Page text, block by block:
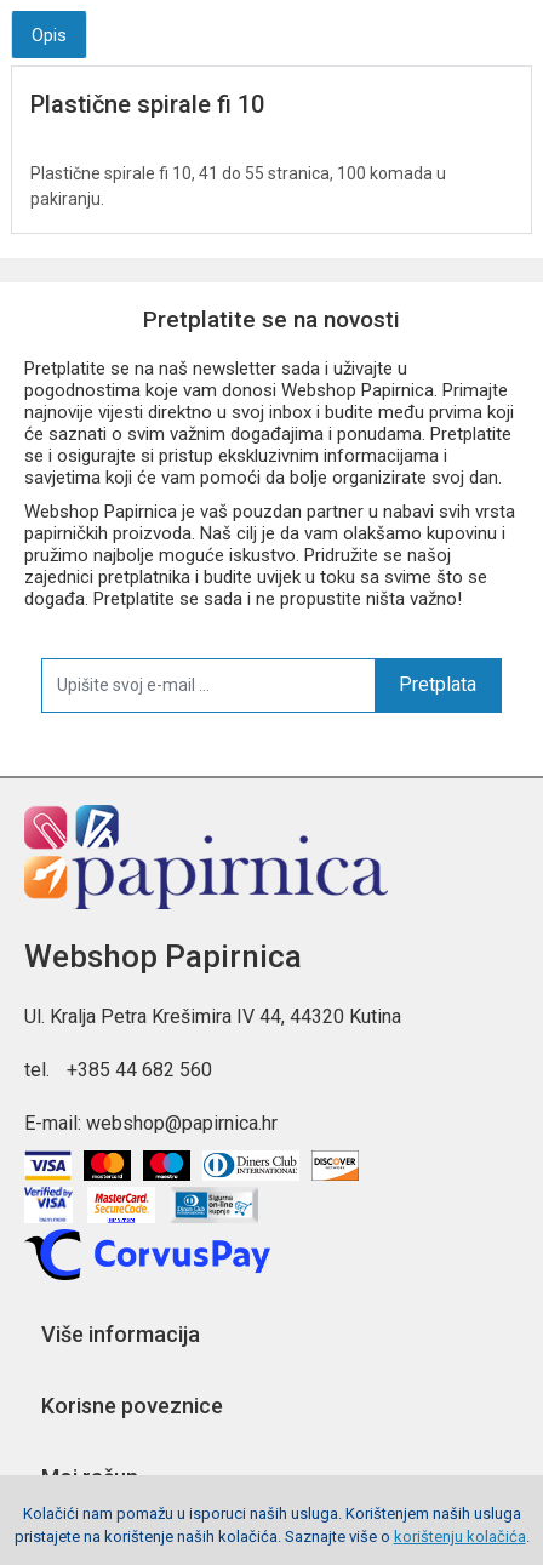
Opis
Plastične spirale fi 10
Plastične spirale fi 10, 41 do 55 stranica, 100 komada u
pakiranju.
Pretplatite se na novosti
Pretplatite se na naš newsletter sada i uživajte u
pogodnostima koje vam donosi Webshop Papirnica. Primajte
najnovije vijesti direktno u svoj inbox i budite među prvima koji
će saznati o svim važnim događajima i ponudama. Pretplatite
se i osigurajte si pristup ekskluzivnim informacijama i
savjetima koji će vam pomoći da bolje organizirate svoj dan.
Webshop Papirnica je vaš pouzdan partner u nabavi svih vrsta
papirničkih proizvoda. Naš cilj je da vam olakšamo kupovinu i
pružimo najbolje moguće iskustvo. Pridružite se našoj
zajednici pretplatnika i budite uvijek u toku sa svime što se
događa. Pretplatite se sada i ne propustite ništa važno!
Pretplata
Webshop Papirnica
Ul. Kralja Petra Krešimira IV 44, 44320 Kutina
tel. +385 44 682 560
E-mail: webshop@papirnica.hr
Više informacija
Korisne poveznice
Moj račun
Pratite nas
Kolačići nam pomažu u isporuci naših usluga. Korištenjem naših usluga
pristajete na korištenje naših kolačića. Saznajte više o korištenju kolačića.